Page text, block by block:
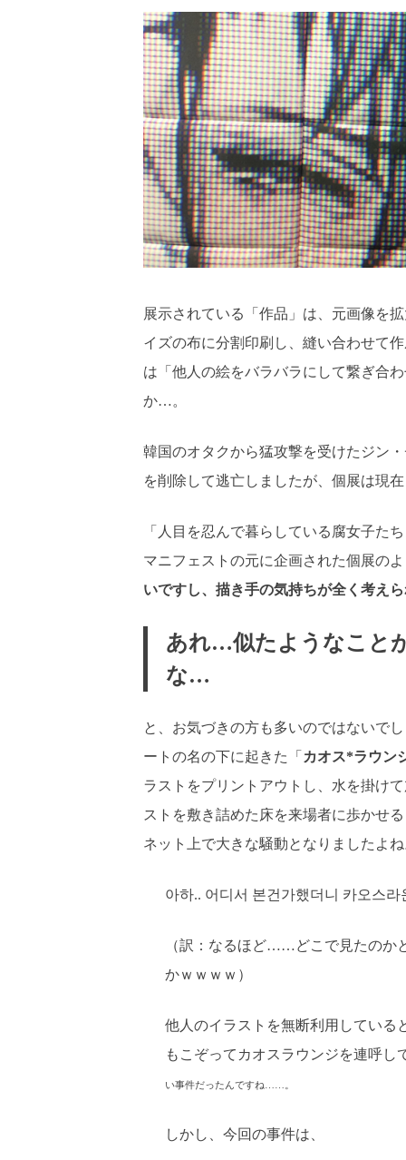
展示されている「作品」は、元画像を
イズの布に分割印刷し、縫い合わせて
は「他人の絵をバラバラにして繋ぎ合
か…。
韓国のオタクから猛攻撃を受けたジン
を削除して逃亡しましたが、個展は現
「人目を忍んで暮らしている腐女子た
マニフェストの元に企画された個展の
いですし、描き手の気持ちが全く考え
あれ…似たようなこと
な…
と、お気づきの方も多いのではないで
ートの名の下に起きた「 カオス*ラウン
ラストをプリントアウトし、水を掛け
ストを敷き詰めた床を来場者に歩かせ
ネット上で大きな騒動となりましたよ
아하.. 어디서 본건가했더니 카오스
（訳：なるほど……どこで見たのか
かｗｗｗｗ）
他人のイラストを無断利用している
もこぞってカオスラウンジを連呼し
い事件だったんですね……。
しかし、今回の事件は、